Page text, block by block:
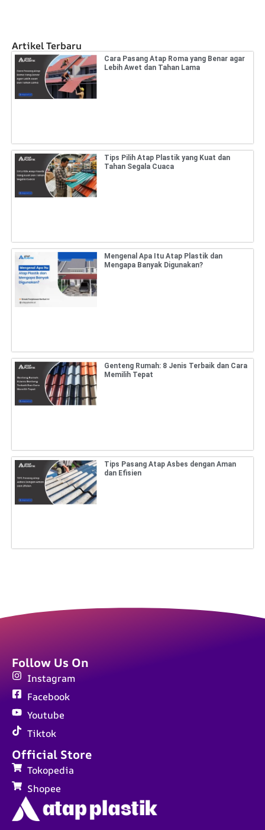
Artikel Terbaru
Cara Pasang Atap Roma yang Benar agar
Lebih Awet dan Tahan Lama
Tips Pilih Atap Plastik yang Kuat dan
Tahan Segala Cuaca
Mengenal Apa Itu Atap Plastik dan
Mengapa Banyak Digunakan?
Genteng Rumah: 8 Jenis Terbaik dan Cara
Memilih Tepat
Tips Pasang Atap Asbes dengan Aman
dan Efisien
Official Store
Tokopedia
Shopee
Follow Us On
Instagram
Facebook
Youtube
Tiktok